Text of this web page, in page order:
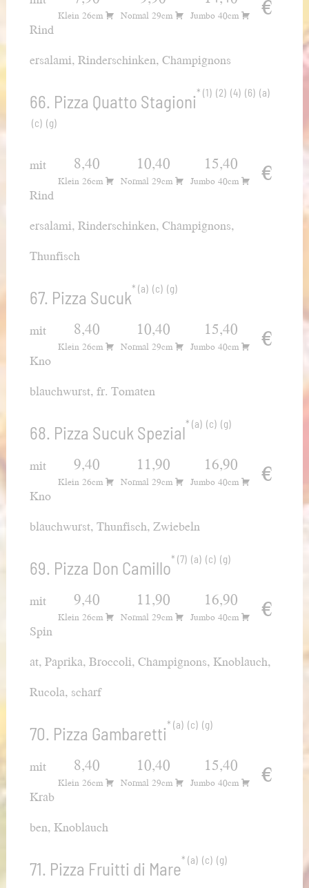
Klein 26cm Normal 29cm Jumbo 40cm €
Rind
ersalami, Rinderschinken, Champignons
66. Pizza Quatto Stagioni 1 2 4 6 a
c g
8,40
Klein 26cm
10,40
Normal 29cm
15,40
Jumbo 40cm €
mit
Rind
ersalami, Rinderschinken, Champignons,
Thunfisch
67. Pizza Sucuk a c g
8,40
Klein 26cm
10,40
Normal 29cm
15,40
Jumbo 40cm €
mit
Kno
blauchwurst, fr. Tomaten
68. Pizza Sucuk Spezial a c g
9,40
Klein 26cm
11,90
Normal 29cm
16,90
Jumbo 40cm €
mit
Kno
blauchwurst, Thunfisch, Zwiebeln
69. Pizza Don Camillo 7 a c g
9,40
Klein 26cm
11,90
Normal 29cm
16,90
Jumbo 40cm €
mit
Spin
at, Paprika, Broccoli, Champignons, Knoblauch,
Rucola, scharf
70. Pizza Gambaretti a c g
8,40
Klein 26cm
10,40
Normal 29cm
15,40
Jumbo 40cm €
mit
Krab
ben, Knoblauch
71. Pizza Fruitti di Mare a c g